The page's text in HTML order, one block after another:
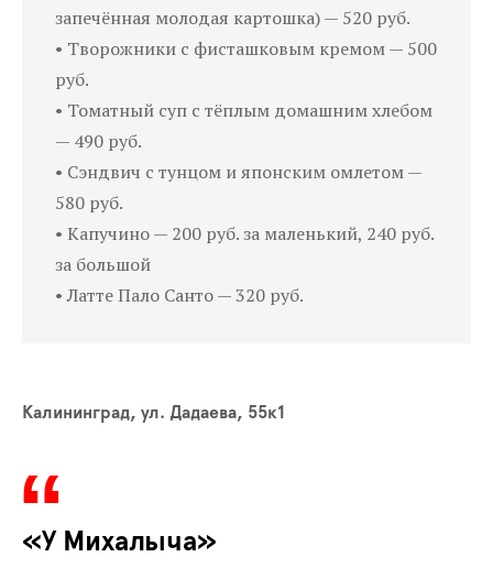
запечённая молодая картошка) — 520 руб.
• Творожники с фисташковым кремом — 500
руб.
• Томатный суп с тёплым домашним хлебом
— 490 руб.
• Сэндвич с тунцом и японским омлетом —
580 руб.
• Капучино — 200 руб. за маленький, 240 руб.
за большой
• Латте Пало Санто — 320 руб.
Калининград, ул. Дадаева, 55к1
«У Михалыча»